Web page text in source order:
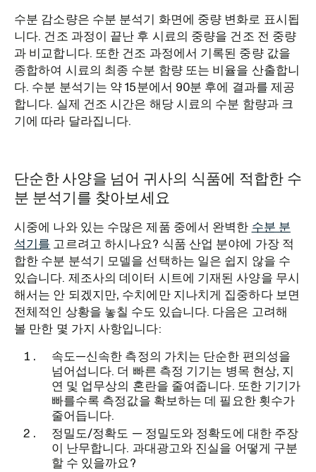
수분 감소량은 수분 분석기 화면에 중량 변화로 표시됩
니다. 건조 과정이 끝난 후 시료의 중량을 건조 전 중량
과 비교합니다. 또한 건조 과정에서 기록된 중량 값을
종합하여 시료의 최종 수분 함량 또는 비율을 산출합니
다. 수분 분석기는 약 15분에서 90분 후에 결과를 제공
합니다. 실제 건조 시간은 해당 시료의 수분 함량과 크
기에 따라 달라집니다.
단순한 사양을 넘어 귀사의 식품에 적합한 수
분 분석기를 찾아보세요
시중에 나와 있는 수많은 제품 중에서 완벽한 수분 분
석기를 고르려고 하시나요? 식품 산업 분야에 가장 적
합한 수분 분석기 모델을 선택하는 일은 쉽지 않을 수
있습니다. 제조사의 데이터 시트에 기재된 사양을 무시
해서는 안 되겠지만, 수치에만 지나치게 집중하다 보면
전체적인 상황을 놓칠 수도 있습니다. 다음은 고려해
볼 만한 몇 가지 사항입니다:
속도—신속한 측정의 가치는 단순한 편의성을
넘어섭니다. 더 빠른 측정 기기는 병목 현상, 지
연 및 업무상의 혼란을 줄여줍니다. 또한 기기가
빠를수록 측정값을 확보하는 데 필요한 횟수가
줄어듭니다.
정밀도/정확도 — 정밀도와 정확도에 대한 주장
이 난무합니다. 과대광고와 진실을 어떻게 구분
할 수 있을까요?